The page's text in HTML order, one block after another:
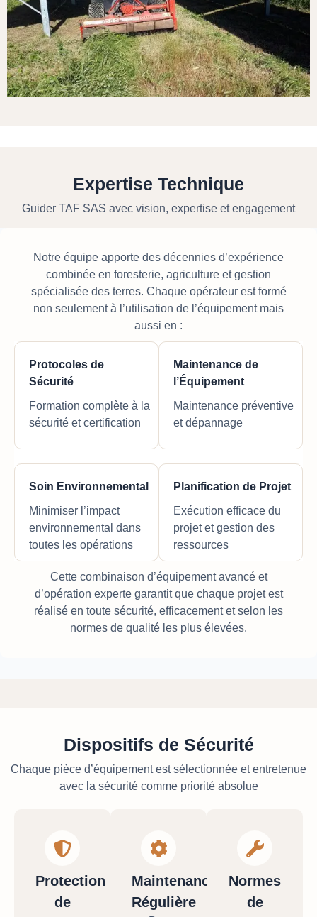
Expertise Technique
Guider TAF SAS avec vision, expertise et engagement
Notre équipe apporte des décennies d’expérience
combinée en foresterie, agriculture et gestion
spécialisée des terres. Chaque opérateur est formé
non seulement à l’utilisation de l’équipement mais
aussi en :
Protocoles de
Sécurité
Formation complète à la
sécurité et certification
Maintenance de
l’Équipement
Maintenance préventive
et dépannage
Soin Environnemental
Minimiser l’impact
environnemental dans
toutes les opérations
Planification de Projet
Exécution efficace du
projet et gestion des
ressources
Cette combinaison d’équipement avancé et
d’opération experte garantit que chaque projet est
réalisé en toute sécurité, efficacement et selon les
normes de qualité les plus élevées.
Dispositifs de Sécurité
Chaque pièce d’équipement est sélectionnée et entretenue
avec la sécurité comme priorité absolue
Protection
de
Maintenance
Régulière
Normes
de